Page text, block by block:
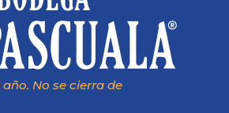
No se cierra de